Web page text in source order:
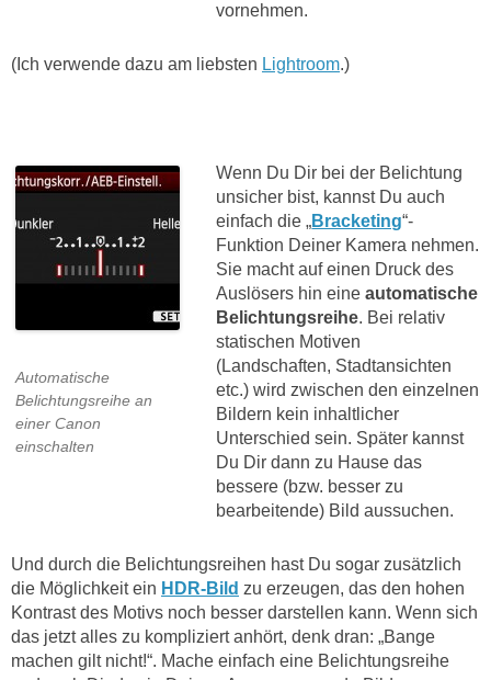
vornehmen.
(Ich verwende dazu am liebsten Lightroom.)
Automatische
Belichtungsreihe an
einer Canon
einschalten
Wenn Du Dir bei der Belichtung
unsicher bist, kannst Du auch
einfach die „Bracketing“-
Funktion Deiner Kamera nehmen.
Sie macht auf einen Druck des
Auslösers hin eineautomatische
Belichtungsreihe. Bei relativ
statischen Motiven
(Landschaften, Stadtansichten
etc.) wird zwischen den einzelnen
Bildern kein inhaltlicher
Unterschied sein. Später kannst
Du Dir dann zu Hause das
bessere (bzw. besser zu
bearbeitende) Bild aussuchen.
Und durch die Belichtungsreihen hast Du sogar zusätzlich
die Möglichkeit ein HDR-Bild zu erzeugen, das den hohen
Kontrast des Motivs noch besser darstellen kann. Wenn sich
das jetzt alles zu kompliziert anhört, denk dran: „Bange
machen gilt nicht!“. Mache einfach eine Belichtungsreihe